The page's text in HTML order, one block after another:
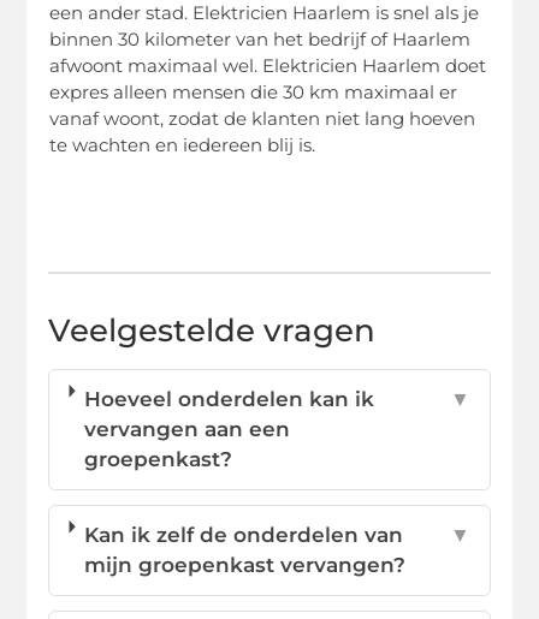
een ander stad. Elektricien Haarlem is snel als je
binnen 30 kilometer van het bedrijf of Haarlem
afwoont maximaal wel. Elektricien Haarlem doet
expres alleen mensen die 30 km maximaal er
vanaf woont, zodat de klanten niet lang hoeven
te wachten en iedereen blij is.
Veelgestelde vragen
Hoeveel onderdelen kan ik
vervangen aan een
groepenkast?
▼
Kan ik zelf de onderdelen van
mijn groepenkast vervangen?
▼